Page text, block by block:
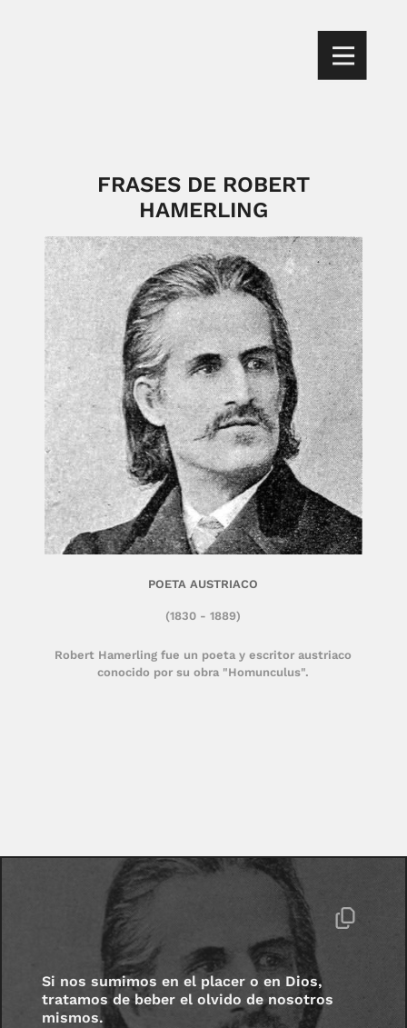
FRASES DE ROBERT
HAMERLING
Robert Hamerling fue un poeta y escritor austriaco
conocido por su obra "Homunculus".
(1830 - 1889)
POETA AUSTRIACO
Si nos sumimos en el placer o en Dios,
tratamos de beber el olvido de nosotros
mismos.